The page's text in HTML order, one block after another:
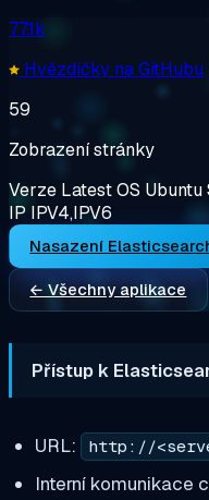
77.1k
Hvězdičky na GitHubu
59
Zobrazení stránky
Verze LatestOS Ubuntu
IP IPV4,IPV6
Nasazení
← Všechny aplikace
Přístup k
URL: http://
Interní komunikace